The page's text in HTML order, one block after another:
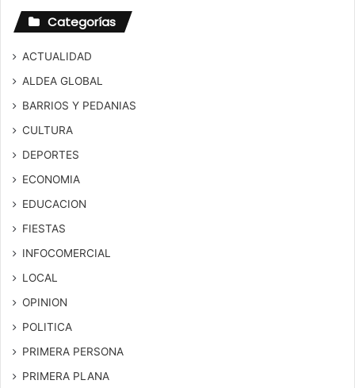
Categorías
ACTUALIDAD
ALDEA GLOBAL
BARRIOS Y PEDANIAS
CULTURA
DEPORTES
ECONOMIA
EDUCACION
FIESTAS
INFOCOMERCIAL
LOCAL
OPINION
POLITICA
PRIMERA PERSONA
PRIMERA PLANA